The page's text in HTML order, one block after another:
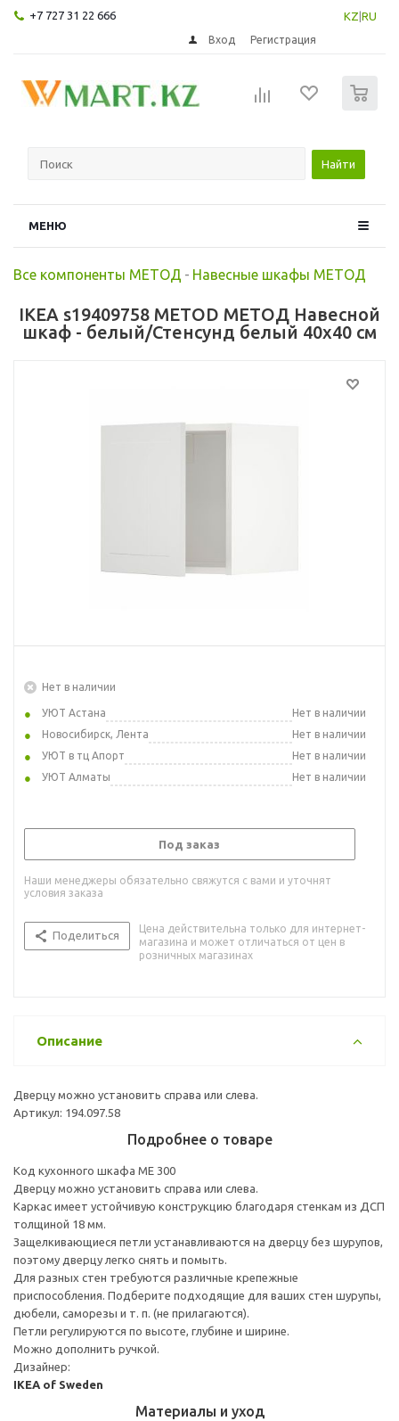
+7 727 31 22 666 KZ RU
Вход Регистрация
Найти
МЕНЮ
Все компоненты МЕТОД - Навесные шкафы МЕТОД
IKEA s19409758 METOD МЕТОД Навесной
шкаф - белый/Стенсунд белый 40x40 см
Нет в наличии
УЮТ Астана
Нет в наличии
Новосибирск, Лента
Нет в наличии
УЮТ в тц Апорт
Нет в наличии
УЮТ Алматы
Нет в наличии
Под заказ
Наши менеджеры обязательно свяжутся с вами и уточнят
условия заказа
Поделиться
Цена действительна только для интернет-
магазина и может отличаться от цен в
розничных магазинах
Описание
Дверцу можно установить справа или слева.
Артикул: 194.097.58
Подробнее о товаре
Код кухонного шкафа ME 300
Дверцу можно установить справа или слева.
Каркас имеет устойчивую конструкцию благодаря стенкам из ДСП
толщиной 18 мм.
Защелкивающиеся петли устанавливаются на дверцу без шурупов,
поэтому дверцу легко снять и помыть.
Для разных стен требуются различные крепежные
приспособления. Подберите подходящие для ваших стен шурупы,
дюбели, саморезы и т. п. (не прилагаются).
Петли регулируются по высоте, глубине и ширине.
Можно дополнить ручкой.
Дизайнер:
IKEA of Sweden
Материалы и уход